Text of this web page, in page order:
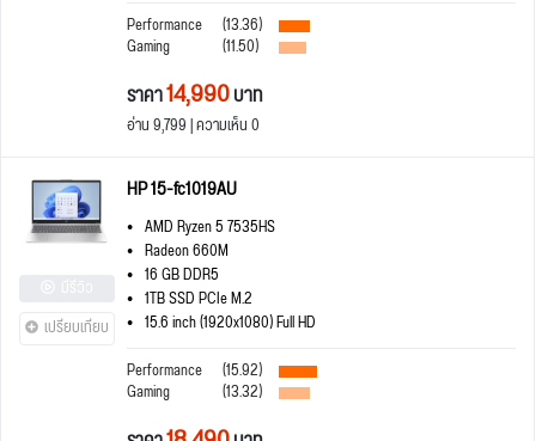
Performance
(13.36)
Gaming (11.50)
ราคา14,990บาท
อ่าน 9,799 | ความเห็น 0
เปรียบเทียบ
HP 15-fc1019AU
AMD Ryzen 5 7535HS
Radeon 660M
16 GB DDR5
1TB SSD PCIe M.2
15.6 inch (1920x1080) Full HD
Performance
(15.92)
Gaming (13.32)